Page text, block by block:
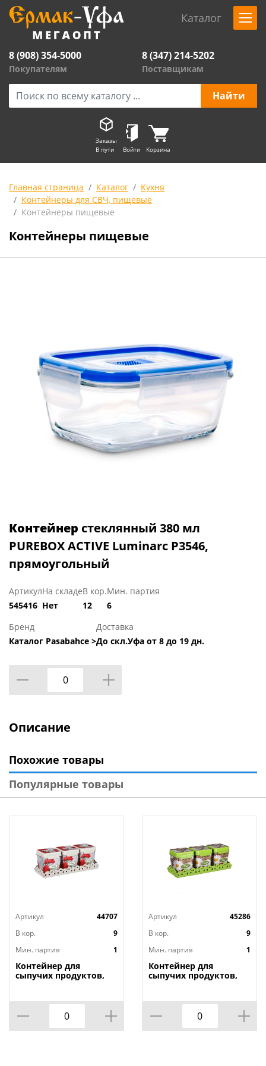
Каталог
8 (908) 354-5000
Покупателям
8 (347) 214-5202
Поставщикам
Заказы
В пути
Войти Корзина
Главная страница Каталог
Кухня
Контейнеры для СВЧ, пищевые
Контейнеры пищевые
Контейнеры пищевые
Контейнер стеклянный 380 мл
PUREBOX ACTIVE Luminarc P3546,
прямоугольный
Артикул
545416
На складе
Нет
В кор.
12
Мин. партия
6
Бренд
Каталог Pasabahce >
Доставка
До скл.Уфа от 8 до 19 дн.
Описание
Похожие товары
Популярные товары
Артикул
44707
В кор.
9
Мин. партия
1
Контейнер для
сыпучих продуктов,
Артикул
45286
В кор.
9
Мин. партия
1
Контейнер для
сыпучих продуктов,
1/9